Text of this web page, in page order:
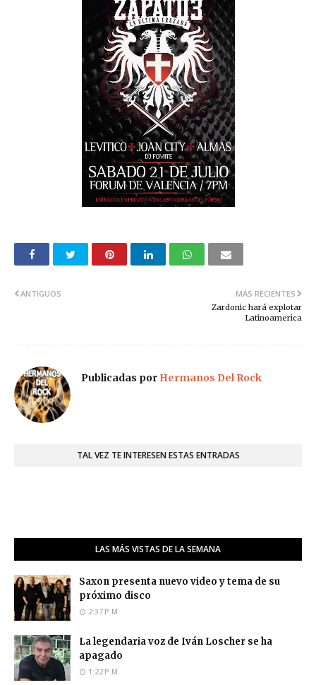
MÁS RECIENTES
Zardonic hará explotar
Latinoamerica
ANTIGUOS
Publicadas por Hermanos Del Rock
TAL VEZ TE INTERESEN ESTAS ENTRADAS
LAS MÁS VISTAS DE LA SEMANA
Saxon presenta nuevo video y tema de su
próximo disco
2:37 P.M.
La legendaria voz de Iván Loscher se ha
apagado
1:22 P.M.